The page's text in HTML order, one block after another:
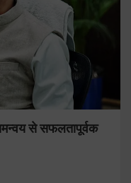
से सफलतापूर्वक